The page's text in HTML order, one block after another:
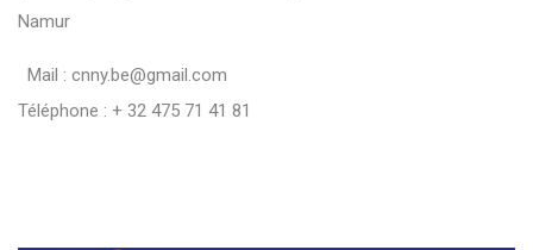
Namur
Mail : cnny.be@gmail.com
Téléphone : + 32 475 71 41 81